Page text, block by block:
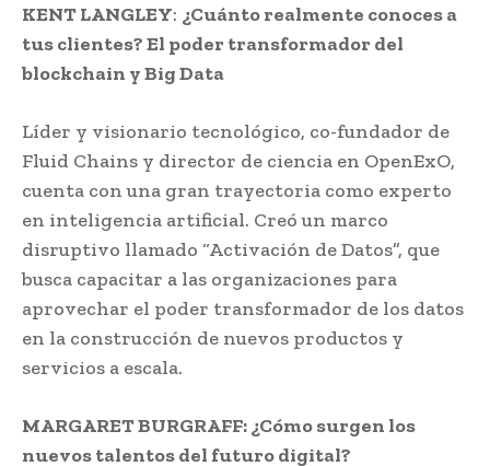
KENT LANGLEY: ¿Cuánto realmente conoces a
tus clientes? El poder transformador del
blockchain y Big Data
Líder y visionario tecnológico, co-fundador de
Fluid Chains y director de ciencia en OpenExO,
cuenta con una gran trayectoria como experto
en inteligencia artificial. Creó un marco
disruptivo llamado “Activación de Datos”, que
busca capacitar a las organizaciones para
aprovechar el poder transformador de los datos
en la construcción de nuevos productos y
servicios a escala.
MARGARET BURGRAFF: ¿Cómo surgen los
nuevos talentos del futuro digital?